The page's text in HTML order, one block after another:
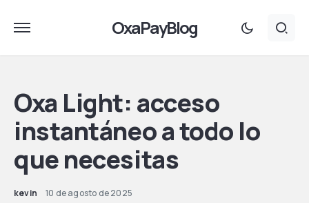
OxaPayBlog
Oxa Light: acceso
instantáneo a todo lo
que necesitas
kevin 10 de agosto de 2025